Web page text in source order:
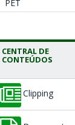
PET
CENTRAL DE
CONTEÚDOS
Clipping